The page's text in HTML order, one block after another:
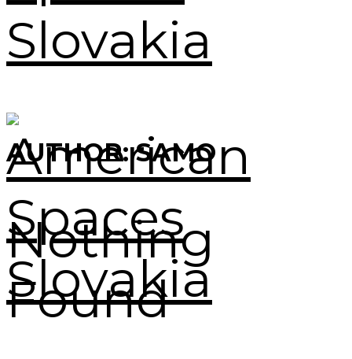
AUTHOR:SAMO
Nothing
Found